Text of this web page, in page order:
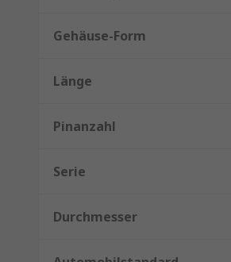
Gehäuse-Form
Länge
Pinanzahl
Serie
Durchmesser